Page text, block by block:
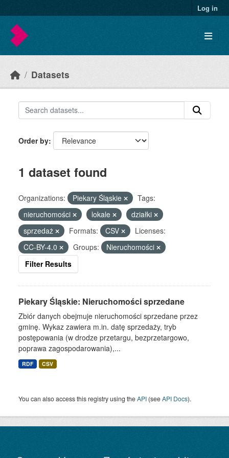
Log in
Datasets
Order by
1 dataset found
Organizations: Piekary Śląskie
Tags:
nieruchomości
lokale
działki
sprzedaż
Formats: CSV
Licenses:
CC-BY-4.0
Groups:
Nieruchomości
Filter Results
Piekary Śląskie: Nieruchomości sprzedane
Zbiór danych obejmuje nieruchomości sprzedane przez
gminę. Wykaz zawiera m.in. datę sprzedaży, tryb
postępowania (w drodze przetargu, bezprzetargowo,
poprawa zagospodarowania),...
RDF CSV
You can also access this registry using theAPI (seeAPI Docs).